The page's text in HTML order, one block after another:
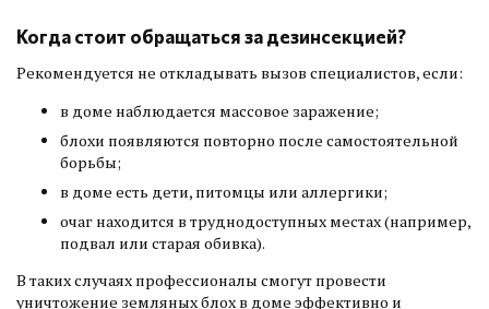
Когда стоит обращаться за дезинсекцией?
Рекомендуется не откладывать вызов специалистов, если:
в доме наблюдается массовое заражение;
блохи появляются повторно после самостоятельной
борьбы;
в доме есть дети, питомцы или аллергики;
очаг находится в труднодоступных местах (например,
подвал или старая обивка).
В таких случаях профессионалы смогут провести
уничтожение земляных блох в доме эффективно и